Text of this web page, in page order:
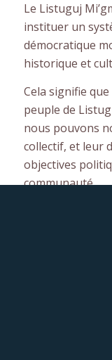
Le Listuguj
instituer un
démocratique
historique et
Cela signifie
peuple de
nous pouvons
collectif, et leur
objectives
communauté.